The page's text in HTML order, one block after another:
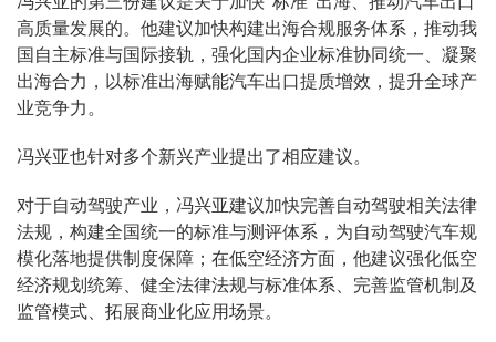
高质量发展的。他建议加快构建出海合规服务体系，推动我
国自主标准与国际接轨，强化国内企业标准协同统一、凝聚
出海合力，以标准出海赋能汽车出口提质增效，提升全球产
业竞争力。
冯兴亚也针对多个新兴产业提出了相应建议。
对于自动驾驶产业，冯兴亚建议加快完善自动驾驶相关法律
法规，构建全国统一的标准与测评体系，为自动驾驶汽车规
模化落地提供制度保障；在低空经济方面，他建议强化低空
经济规划统筹、健全法律法规与标准体系、完善监管机制及
监管模式、拓展商业化应用场景。